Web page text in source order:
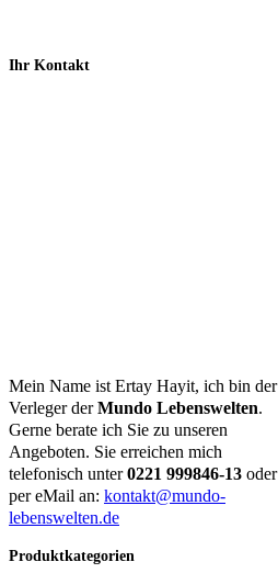
Ihr Kontakt
Mein Name ist Ertay Hayit, ich bin der
Verleger derMundo Lebenswelten.
Gerne berate ich Sie zu unseren
Angeboten. Sie erreichen mich
telefonisch unter0221 999846-13 oder
per eMail an: kontakt@mundo-
lebenswelten.de
Produktkategorien